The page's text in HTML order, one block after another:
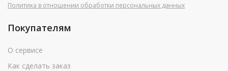
Политика в отношении обработки персональных данных
Покупателям
О сервисе
Как сделать заказ